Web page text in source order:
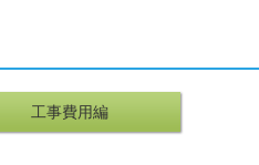
工事費用編